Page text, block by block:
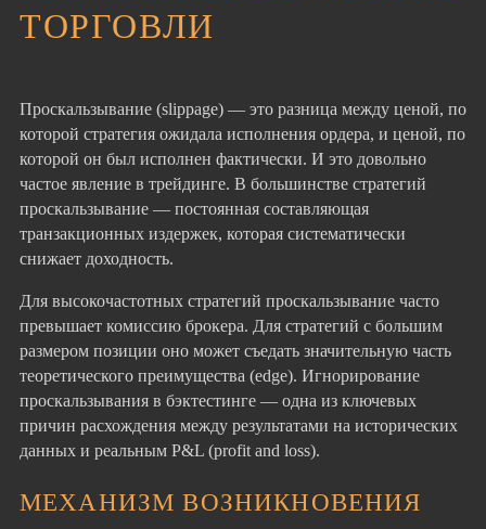
ТОРГОВЛИ
Проскальзывание (slippage) — это разница между ценой, по
которой стратегия ожидала исполнения ордера, и ценой, по
которой он был исполнен фактически. И это довольно
частое явление в трейдинге. В большинстве стратегий
проскальзывание — постоянная составляющая
транзакционных издержек, которая систематически
снижает доходность.
Для высокочастотных стратегий проскальзывание часто
превышает комиссию брокера. Для стратегий с большим
размером позиции оно может съедать значительную часть
теоретического преимущества (edge). Игнорирование
проскальзывания в бэктестинге — одна из ключевых
причин расхождения между результатами на исторических
данных и реальным P&L (profit and loss).
МЕХАНИЗМ ВОЗНИКНОВЕНИЯ